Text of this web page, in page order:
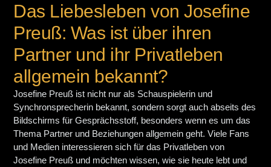
Das Liebesleben von Josefine
Preuß: Was ist über ihren
Partner und ihr Privatleben
allgemein bekannt?
Josefine Preuß ist nicht nur als Schauspielerin und
Synchronsprecherin bekannt, sondern sorgt auch abseits des
Bildschirms für Gesprächsstoff, besonders wenn es um das
Thema Partner und Beziehungen allgemein geht. Viele Fans
und Medien interessieren sich für das Privatleben von
Josefine Preuß und möchten wissen, wie sie heute lebt und